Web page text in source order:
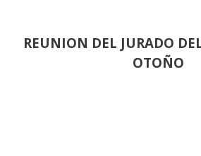
REUNION DEL JURADO
OTOÑO